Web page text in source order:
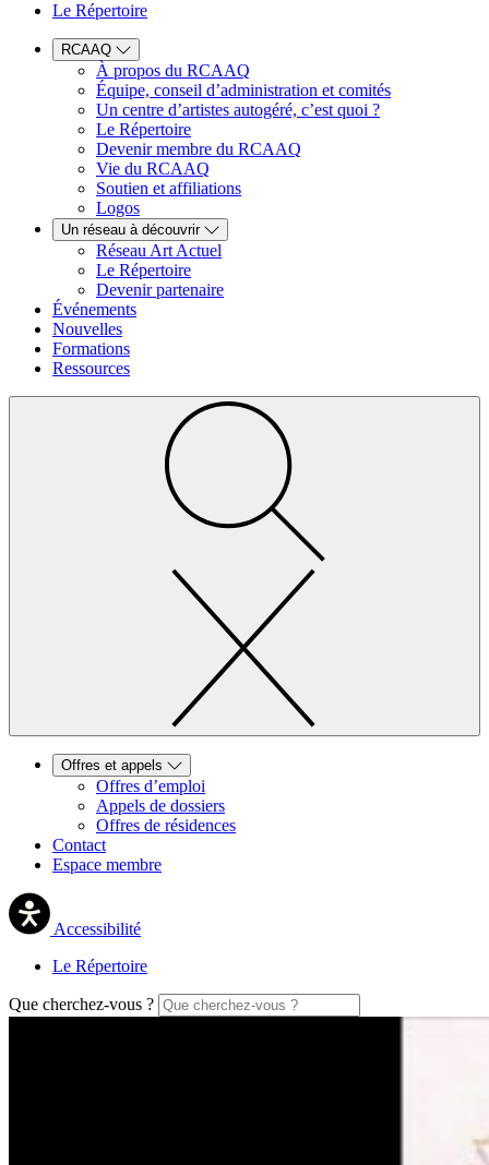
Le Répertoire
RCAAQ
À propos du RCAAQ
Équipe, conseil d’administration et comités
Un centre d’artistes autogéré, c’est quoi ?
Le Répertoire
Devenir membre du RCAAQ
Vie du RCAAQ
Soutien et affiliations
Logos
Un réseau à découvrir
Réseau Art Actuel
Le Répertoire
Devenir partenaire
Événements
Nouvelles
Formations
Ressources
Offres et appels
Offres d’emploi
Appels de dossiers
Offres de résidences
Contact
Espace membre
Accessibilité
Le Répertoire
Que cherchez-vous ?